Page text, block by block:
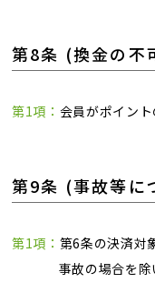
第8条 (換金の不
第1項： 会員がポイン
第9条 (事故等に
第1項： 第6条の決済対
事故の場合を除